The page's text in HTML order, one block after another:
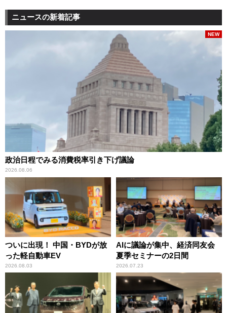
ニュースの新着記事
政治日程でみる消費税率引き下げ議論
2026.08.06
NEW
ついに出現！ 中国・BYDが放
った軽自動車EV
2026.08.03
AIに議論が集中、経済同友会
夏季セミナーの2日間
2026.07.23